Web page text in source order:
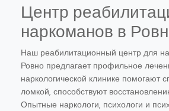
Центр
наркоманов в
Наш реабилитационный центр для
Ровно предлагает профильное
наркологической клинике помогают
ломкой, способствуют
Опытные наркологи, психологи и